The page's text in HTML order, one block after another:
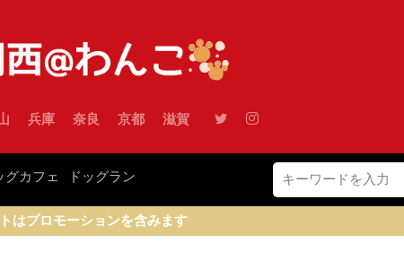
兵庫 奈良 京都 滋賀
グカフェ ドッグラン
ョンを含みます